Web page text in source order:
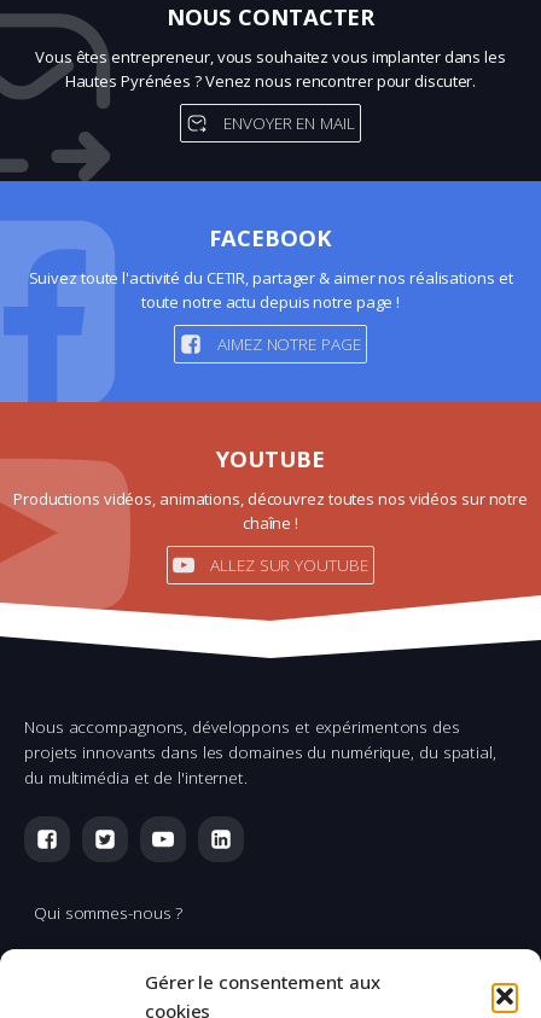
Gérer le consentement aux
cookies
NOUS CONTACTER
Vous êtes entrepreneur, vous souhaitez vous implanter dans les
Hautes Pyrénées ? Venez nous rencontrer pour discuter.
ENVOYER EN MAIL
FACEBOOK
Suivez toute l'activité du CETIR, partager & aimer nos réalisations et
toute notre actu depuis notre page !
AIMEZ NOTRE PAGE
YOUTUBE
Productions vidéos, animations, découvrez toutes nos vidéos sur notre
chaîne !
ALLEZ SUR YOUTUBE
Nous accompagnons, développons et expérimentons des
projets innovants dans les domaines du numérique, du spatial,
du multimédia et de l'internet.
Qui sommes-nous ?
Réalisation & production vidéo